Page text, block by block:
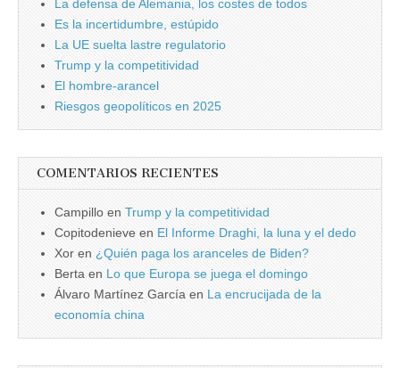
La defensa de Alemania, los costes de todos
Es la incertidumbre, estúpido
La UE suelta lastre regulatorio
Trump y la competitividad
El hombre-arancel
Riesgos geopolíticos en 2025
COMENTARIOS RECIENTES
Campillo en Trump y la competitividad
Copitodenieve en El Informe Draghi, la luna y el dedo
Xor en ¿Quién paga los aranceles de Biden?
Berta en Lo que Europa se juega el domingo
Álvaro Martínez García en La encrucijada de la
economía china